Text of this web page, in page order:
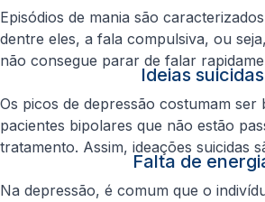
Episódios de mania são
dentre eles, a fala compulsiva, ou
não consegue parar de falar
Ideias suicidas
Os picos de depressão costumam ser
pacientes bipolares que não estão
tratamento. Assim, ideações suicidas
Falta de
Na depressão, é comum que o